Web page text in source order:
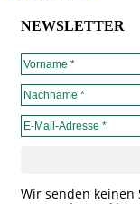
NEWSLETTER
Wir senden